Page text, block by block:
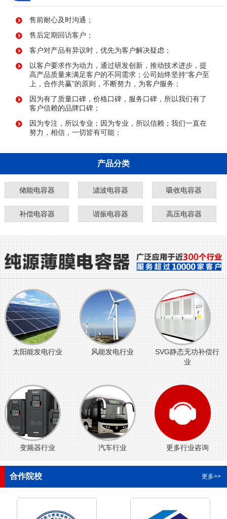
售前耐心及时沟通；
售后定期回访客户；
客户对产品有异议时，优先为客户解决疑虑；
以客户要求作为动力，通过研发创新，推动技术进步，提
高产品质量来满足客户的不同需求；公司始终坚持“客户至
上，合作共赢”的原则，不断努力，为客户服务；
因为有了质量口碑，价格口碑，服务口碑，所以我们有了
客户信赖的品牌口碑；
因为专注，所以专业；因为专业，所以信赖；我们一直在
努力，相信，一切皆有可能；
产品分类
储能电容器 滤波电容器 吸收电容器
补偿电容器 谐振电容器 高压电容器
太阳能发电行业 风能发电行业
SVG静态无功补偿行
业
变频器行业 汽车行业 更多行业咨询
合作院校 更多>>